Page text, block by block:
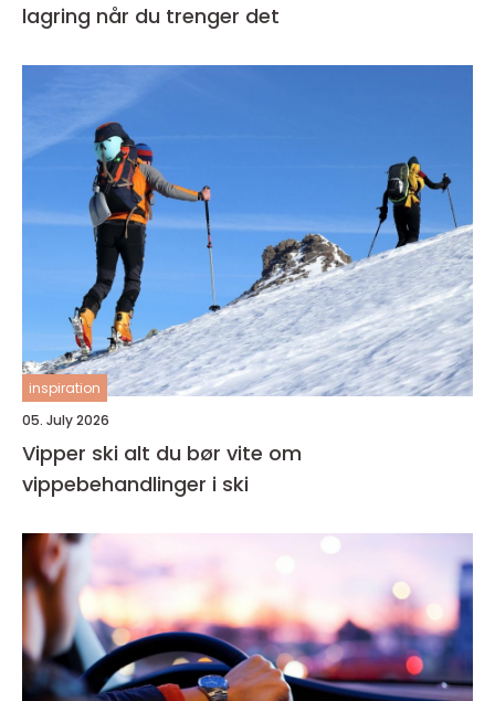
lagring når du trenger det
inspiration
05. July 2026
Vipper ski alt du bør vite om
vippebehandlinger i ski